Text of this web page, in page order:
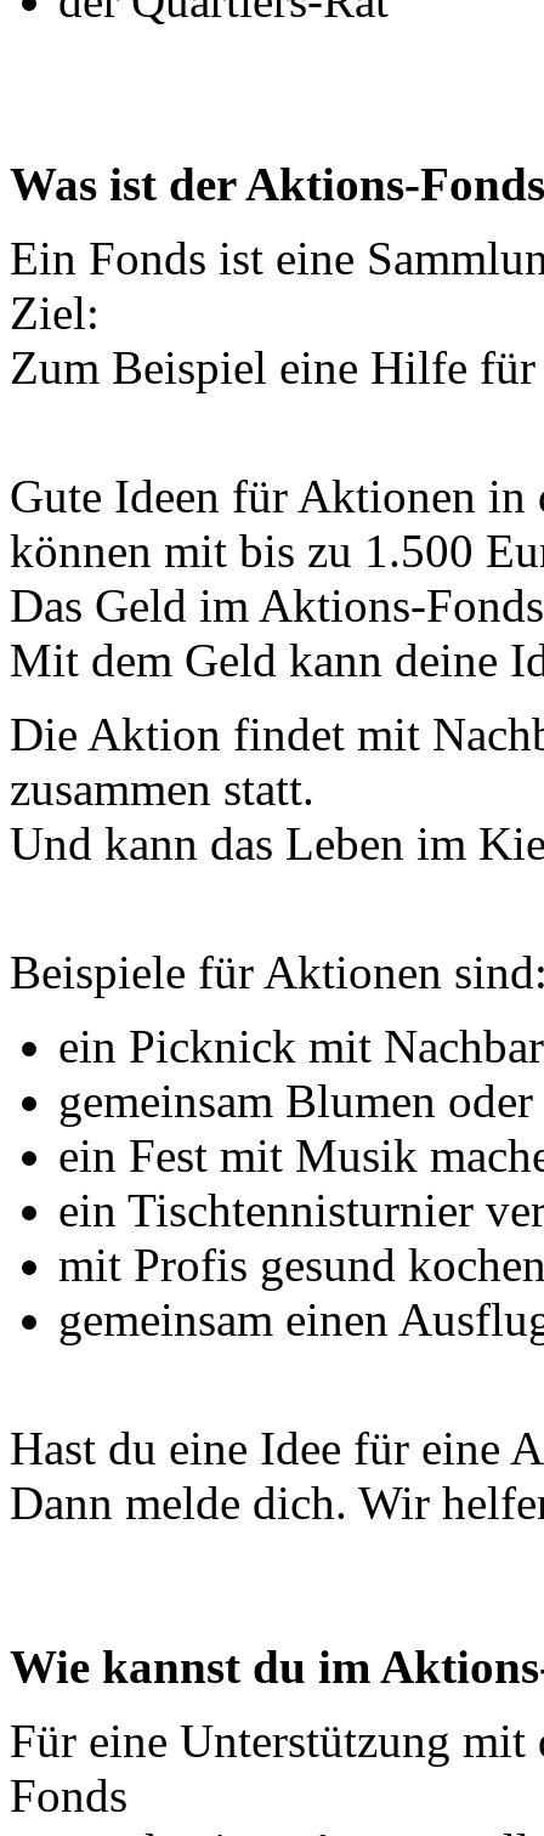
Was ist der Aktions-
Ein Fonds ist eine
Ziel:
Zum Beispiel eine Hilfe für
Gute Ideen für Aktionen in
können mit bis zu 1.500
Das Geld im Aktions-
Mit dem Geld kann deine
Die Aktion findet mit
zusammen statt.
Und kann das Leben im
Beispiele für Aktionen
ein Picknick mit
gemeinsam Blumen
ein Fest mit Musik
ein Tischtennisturnier
mit Profis gesund
gemeinsam einen
Hast du eine Idee für eine
Dann melde dich. Wir
Wie kannst du im
Für eine Unterstützung
Fonds